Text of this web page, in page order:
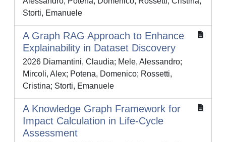
Storti, Emanuele
A Graph RAG Approach to Enhance
Explainability in Dataset Discovery
2026 Diamantini, Claudia; Mele, Alessandro;
Mircoli, Alex; Potena, Domenico; Rossetti,
Cristina; Storti, Emanuele
A Knowledge Graph Framework for
Impact Calculation in Life-Cycle
Assessment